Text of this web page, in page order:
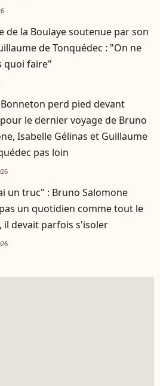
de la Boulaye soutenue par son
de Tonquédec : "On ne
quoi faire"
perd pied devant
le dernier voyage de Bruno
Isabelle Gélinas et Guillaume
pas loin
un truc" : Bruno Salomone
un quotidien comme tout le
il devait parfois s'isoler